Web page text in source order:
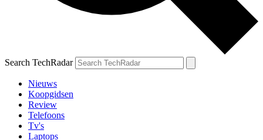
Search TechRadar
Nieuws
Koopgidsen
Review
Telefoons
Tv's
Laptops